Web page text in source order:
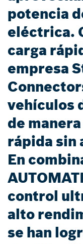
potencia
eléctrica.
carga
empresa
vehículos
de
rápida sin
En
control
alto
se han